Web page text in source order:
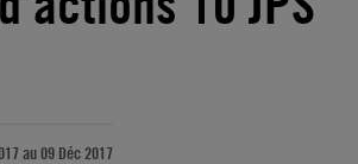
au 09 Déc 2017